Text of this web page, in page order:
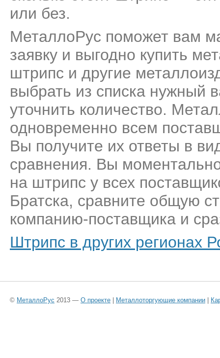
или без.
МеталлоРус поможет вам
заявку и выгодно купить
штрипс и другие
выбрать из списка нужный
уточнить количество.
одновременно всем
Вы получите их ответы в
сравнения. Вы
на штрипс у всех
Братска, сравните общую
компанию-поставщика и
Штрипс в других регионах
© МеталлоРус 2013 — О проекте | Металлоторгующие компании |